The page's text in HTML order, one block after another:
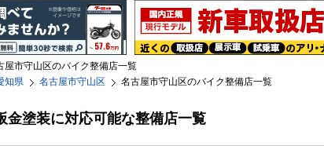
屋市守山区のバイク整備店一覧
知県 名古屋市守山区 名古屋市守山区のバイク整備店一覧
金塗装に対応可能な整備店一覧